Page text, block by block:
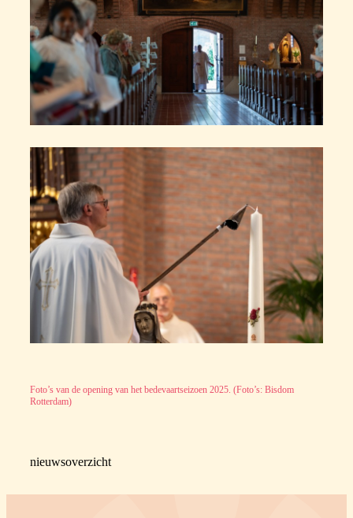
Foto’s van de opening van het bedevaartseizoen 2025. (Foto’s: Bisdom
Rotterdam)
nieuwsoverzicht